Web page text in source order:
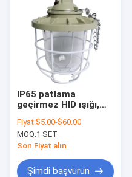
IP65 patlama
geçirmez HID ışığı,
aydınlatma çözümleri
gerektiren
endüstriyel tehlikeli
Fiyat:$5.00-$60.00
MOQ:1 SET
Son Fiyat alın
Şimdi başvurun